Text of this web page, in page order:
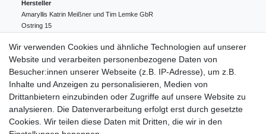
Hersteller
Amaryllis Katrin Meißner und Tim Lemke GbR
Ostring 15
004943548099856
amaryllis-eckernfoerde@t-online.de
EU-Verantwortlicher
Amaryllis Katrin Meißner und Tim Lemke GbR
Ostring
15
004943548099856
amaryllis-eckernfoerde@t-online.de
Wir verwenden Cookies und ähnliche Technologien auf unserer
Website und verarbeiten personenbezogene Daten von
Besucher:innen unserer Webseite (z.B. IP-Adresse), um z.B.
Inhalte und Anzeigen zu personalisieren, Medien von
Drittanbietern einzubinden oder Zugriffe auf unsere Website zu
analysieren. Die Datenverarbeitung erfolgt erst durch gesetzte
Cookies. Wir teilen diese Daten mit Dritten, die wir in den